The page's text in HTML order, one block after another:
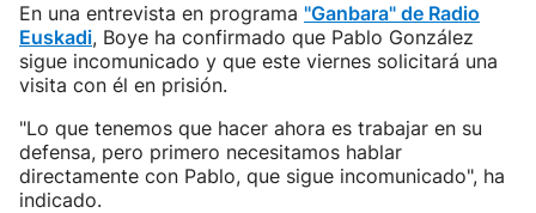
En una entrevista en programa "Ganbara" de Radio
Euskadi, Boye ha confirmado que Pablo González
sigue incomunicado y que este viernes solicitará una
visita con él en prisión.
"Lo que tenemos que hacer ahora es trabajar en su
defensa, pero primero necesitamos hablar
directamente con Pablo, que sigue incomunicado", ha
indicado.